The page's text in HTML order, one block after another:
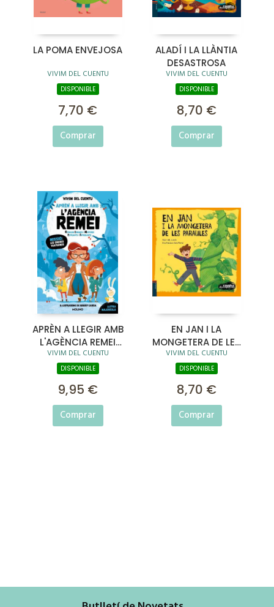
LA POMA ENVEJOSA
VIVIM DEL CUENTU
DISPONIBLE
7,70 €
Comprar
ALADÍ I LA LLÀNTIA
DESASTROSA
VIVIM DEL CUENTU
DISPONIBLE
8,70 €
Comprar
APRÈN A LLEGIR AMB
L'AGÈNCIA REMEI
(RESOLEM ENIGMES I
MISTERIS ESTRANYS I
VIVIM DEL CUENTU
DISPONIBLE
9,95 €
Comprar
EN JAN I LA
MONGETERA DE LES
PARAULES
VIVIM DEL CUENTU
DISPONIBLE
8,70 €
Comprar